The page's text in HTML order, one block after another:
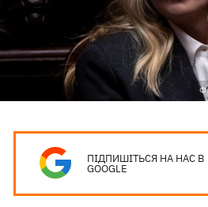
ПІДПИШІТЬСЯ НА НАС В
GOOGLE